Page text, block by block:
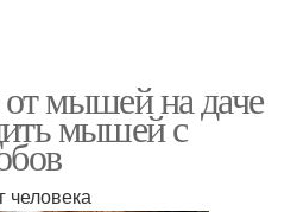
от мышей на даче
мышей с